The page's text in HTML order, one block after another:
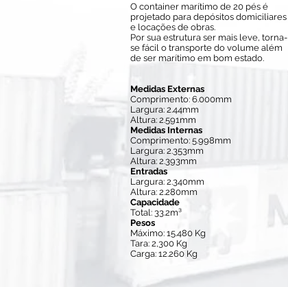
O container marítimo de 20 pés é
projetado para depósitos domiciliares
e locações de obras.
Por sua estrutura ser mais leve, torna-
se fácil o transporte do volume além
de ser marítimo em bom estado.
Medidas Externas
Comprimento: 6.000mm
Largura: 2.44mm
Altura: 2.591mm
Medidas Internas
Comprimento: 5.998mm
Largura: 2.353mm
Altura: 2.393mm
Entradas
Largura: 2.340mm
Altura: 2.280mm
Capacidade
Total: 33.2m³
Pesos
Máximo: 15.480 Kg
Tara: 2,300 Kg
Carga: 12.260 Kg